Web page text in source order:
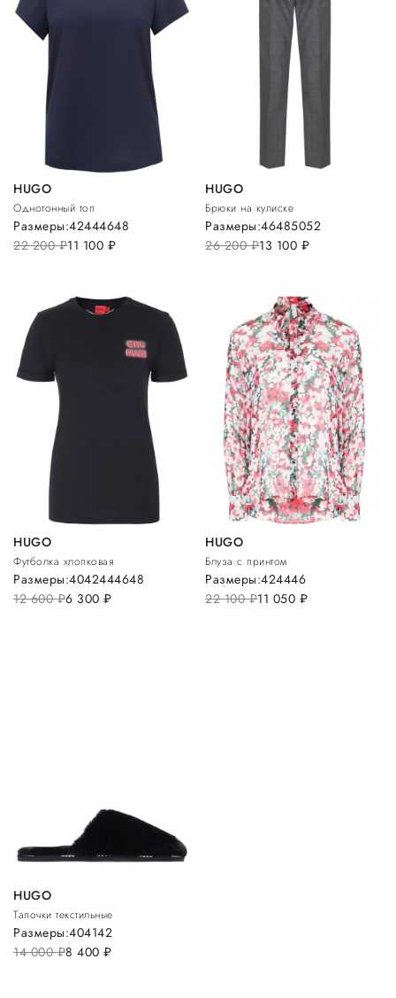
HUGO
Однотонный топ
22 200руб.11 100 руб.
Размеры:42444648
HUGO
Брюки на кулиске
26 200руб.13 100 руб.
Размеры:46485052
HUGO
Футболка хлопковая
12 600руб.6 300 руб.
Размеры:4042444648
HUGO
Блуза с принтом
22 100руб.11 050 руб.
Размеры:424446
HUGO
Тапочки текстильные
14 000руб.8 400 руб.
Размеры:404142